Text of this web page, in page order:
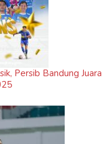
Persib Bandung Juara